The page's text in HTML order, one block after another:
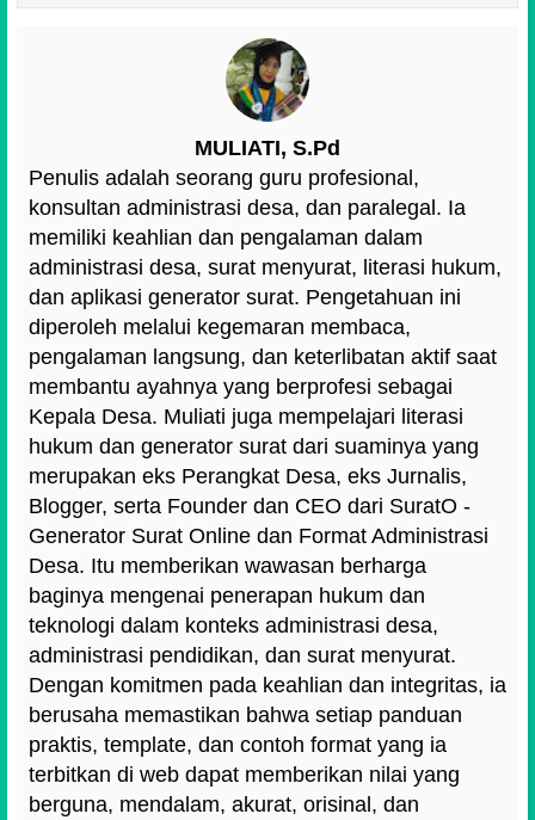
MULIATI, S.Pd
Penulis adalah seorang guru profesional,
konsultan administrasi desa, dan paralegal. Ia
memiliki keahlian dan pengalaman dalam
administrasi desa, surat menyurat, literasi hukum,
dan aplikasi generator surat. Pengetahuan ini
diperoleh melalui kegemaran membaca,
pengalaman langsung, dan keterlibatan aktif saat
membantu ayahnya yang berprofesi sebagai
Kepala Desa. Muliati juga mempelajari literasi
hukum dan generator surat dari suaminya yang
merupakan eks Perangkat Desa, eks Jurnalis,
Blogger, serta Founder dan CEO dari SuratO -
Generator Surat Online dan Format Administrasi
Desa. Itu memberikan wawasan berharga
baginya mengenai penerapan hukum dan
teknologi dalam konteks administrasi desa,
administrasi pendidikan, dan surat menyurat.
Dengan komitmen pada keahlian dan integritas, ia
berusaha memastikan bahwa setiap panduan
praktis, template, dan contoh format yang ia
terbitkan di web dapat memberikan nilai yang
berguna, mendalam, akurat, orisinal, dan